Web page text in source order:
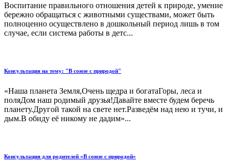
Воспитание правильного отношения детей к природе, умение
бережно обращаться с животными существами, может быть
полноценно осуществлено в дошкольный период лишь в том
случае, если система работы в детс...
Консультация на тему: "В союзе с природой"
«Наша планета Земля,Очень щедра и богатаГоры, леса и
поляДом наш родимый друзья!Давайте вместе будем беречь
планету.Другой такой на свете нет.Разведём над нею и тучи, и
дым.В обиду её никому не дадим»...
Консультация для родителей «В союзе с природой»